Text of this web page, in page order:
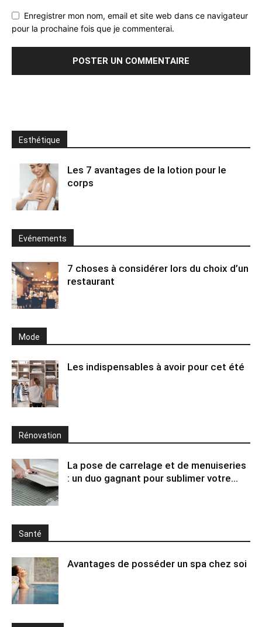
Enregistrer mon nom, email et site web dans ce navigateur
pour la prochaine fois que je commenterai.
Esthétique
Les 7 avantages de la lotion pour le
corps
Evénements
7 choses à considérer lors du choix d’un
restaurant
Mode
Les indispensables à avoir pour cet été
Rénovation
La pose de carrelage et de menuiseries
: un duo gagnant pour sublimer votre...
Santé
Avantages de posséder un spa chez soi